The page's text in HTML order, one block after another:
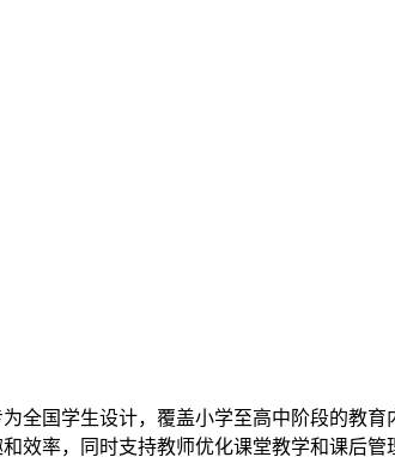
全国学生设计，覆盖小学至高中阶段的教
率，同时支持教师优化课堂教学和课后管